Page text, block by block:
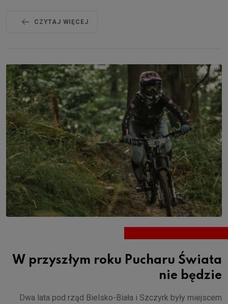
CZYTAJ WIĘCEJ
W przyszłym roku Pucharu Świata
nie będzie
Dwa lata pod rząd Bielsko-Biała i Szczyrk były miejscem